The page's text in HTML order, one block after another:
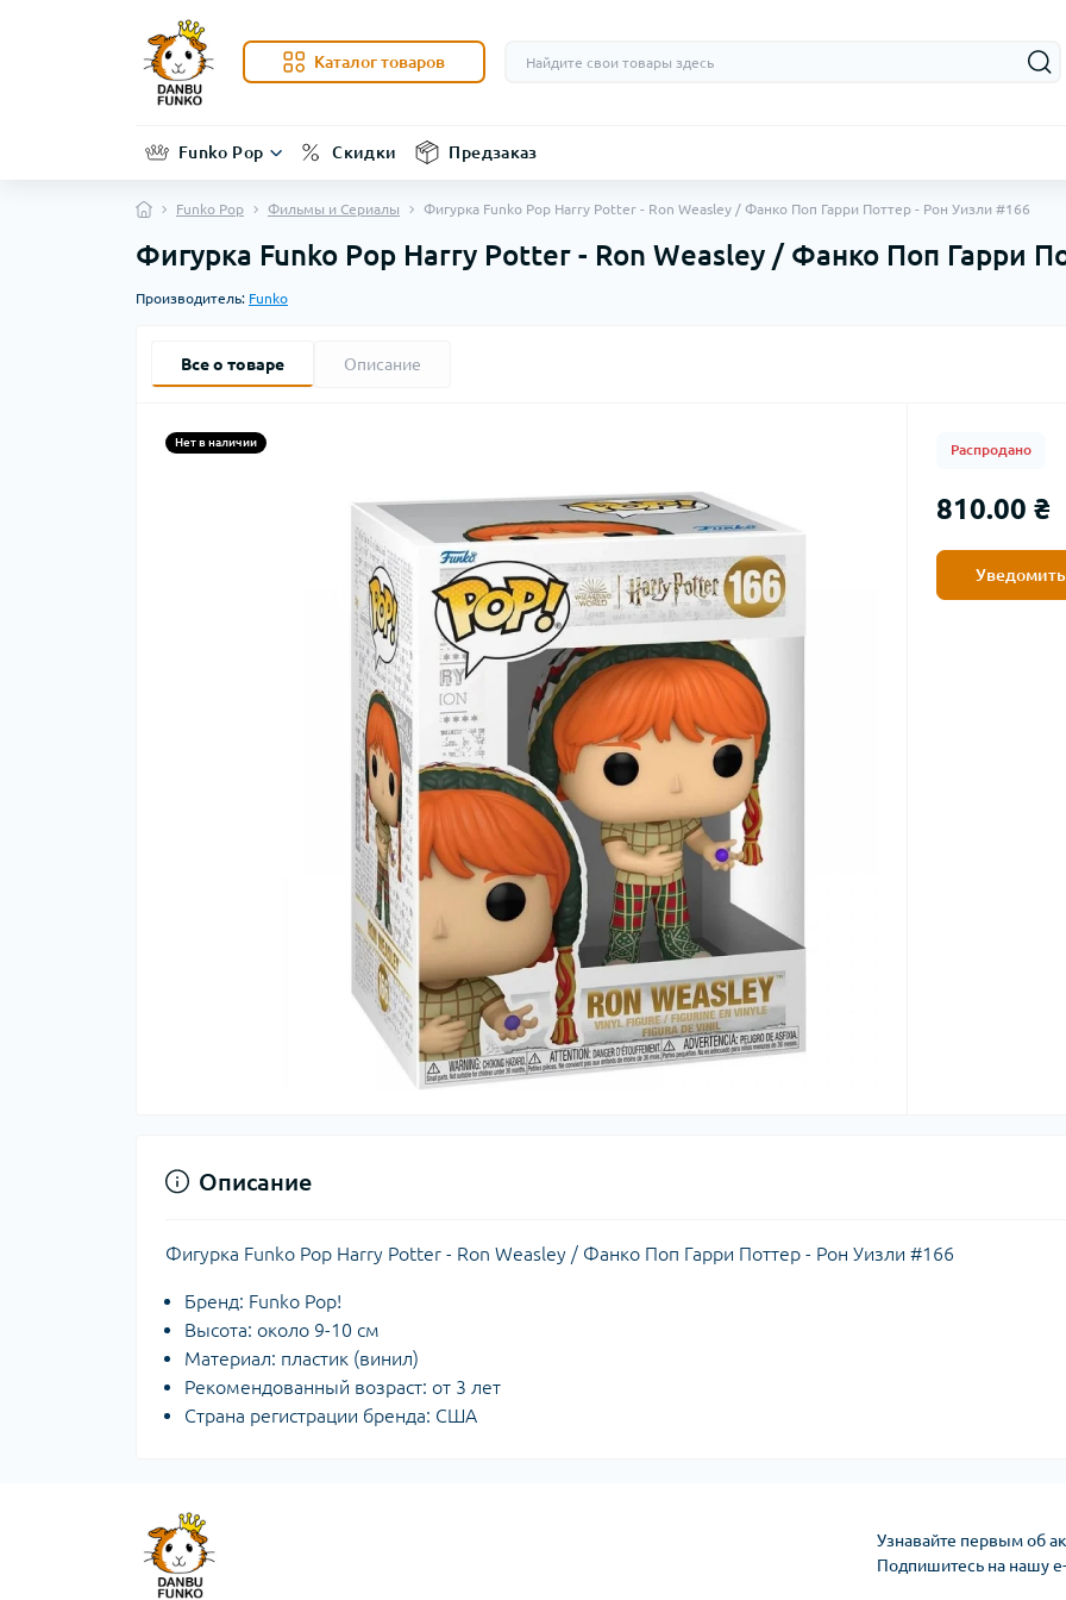
Каталог товаров
Funko Pop Скидки Предзаказ
Funko Pop Фильмы и Сериалы Фигурка Funko Pop Harry Potter - Ron Weasley / Фанко Поп Гарри Поттер - Рон Уизли #166
Фигурка Funko Pop Harry Potter - Ron Weasley / Фанко Поп Гарри
Производитель: Funko
Все о товаре Описание
Нет в наличии Распродано
810.00 ₴
Описание
Фигурка Funko Pop Harry Potter - Ron Weasley / Фанко Поп Гарри Поттер - Рон Уизли #166
Бренд: Funko Pop!
Высота: около 9-10 см
Материал: пластик (винил)
Рекомендованный возраст: от 3 лет
Страна регистрации бренда: США
Узнавайте первым об
Подпишитесь на нашу